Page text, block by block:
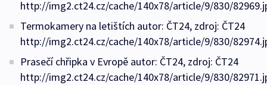
http://img2.ct24.cz/cache/140x78/article/9/830/
Termokamery na letištích autor: ČT24, zdroj: ČT24
http://img2.ct24.cz/cache/140x78/article/9/830/
Prasečí chřipka v Evropě autor: ČT24, zdroj: ČT24
http://img2.ct24.cz/cache/140x78/article/9/830/